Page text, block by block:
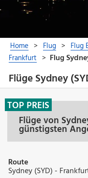
Flüge Sydney
Flüge von
günstigsten
TOP PREIS
Route
Sydney (SYD) -